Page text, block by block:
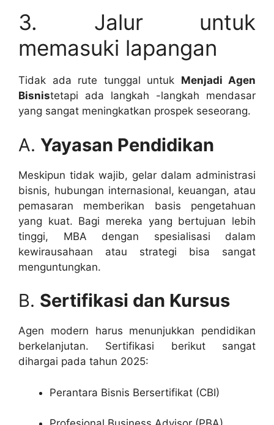
3. Jalur untuk
memasuki lapangan
Tidak ada rute tunggal untuk Menjadi Agen
Bisnistetapi ada langkah -langkah mendasar
yang sangat meningkatkan prospek seseorang.
A. Yayasan Pendidikan
Meskipun tidak wajib, gelar dalam administrasi
bisnis, hubungan internasional, keuangan, atau
pemasaran memberikan basis pengetahuan
yang kuat. Bagi mereka yang bertujuan lebih
tinggi, MBA dengan spesialisasi dalam
kewirausahaan atau strategi bisa sangat
menguntungkan.
B. Sertifikasi dan Kursus
Agen modern harus menunjukkan pendidikan
berkelanjutan. Sertifikasi berikut sangat
dihargai pada tahun 2025:
Perantara Bisnis Bersertifikat (CBI)